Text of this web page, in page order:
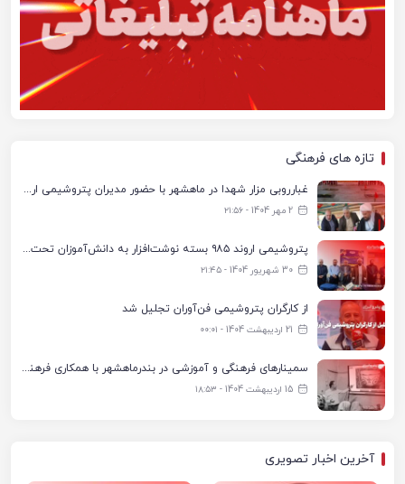
تازه های فرهنگی
غبارروبی مزار شهدا در ماهشهر با حضور مدیران پتروشیمی اروند و مسئولان شهری
2 مهر 1404 - ۲۱:۵۶
پتروشیمی اروند ۹۸۵ بسته نوشت‌افزار به دانش‌آموزان تحت پوشش کمیته امداد بندرماهشهر اهدا کرد
30 شهریور 1404 - ۲۱:۴۵
از کارگران پتروشیمی فن‌آوران تجلیل شد
21 اردیبهشت 1404 - ۰۰:۰۱
سمینارهای فرهنگی و آموزشی در بندرماهشهر با همکاری فرهنگ‌سرای پتروشیمی مارون
15 اردیبهشت 1404 - ۱۸:۵۳
آخرین اخبار تصویری